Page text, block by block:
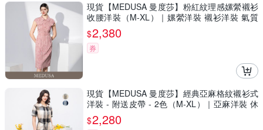
現貨【MEDUSA 曼度莎】粉紅紋理感嫘縈襯衫
收腰洋裝（M-XL）｜嫘縈洋裝 襯衫洋裝 氣質
穿搭
$2,380
券
現貨【MEDUSA 曼度莎】經典亞麻格紋襯衫式
洋裝 - 附送皮帶 - 2色（M-XL）｜亞麻洋裝 休
閒穿搭
$2,280